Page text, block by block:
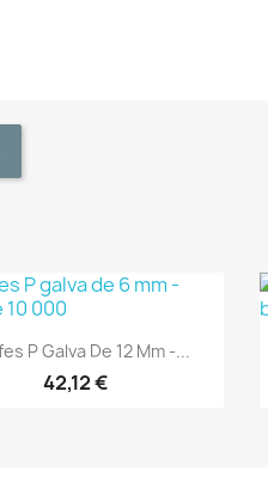
Aperçu rapide
P Galva De 12 Mm -...
42,12 €